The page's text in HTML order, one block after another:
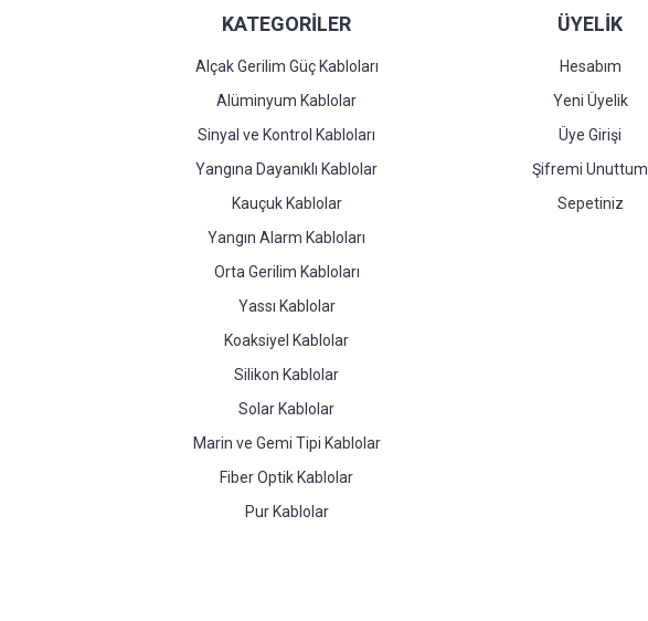
KATEGORİLER
Alçak Gerilim Güç Kabloları
Alüminyum Kablolar
Sinyal ve Kontrol Kabloları
Yangına Dayanıklı Kablolar
Kauçuk Kablolar
Yangın Alarm Kabloları
Orta Gerilim Kabloları
Yassı Kablolar
Koaksiyel Kablolar
Silikon Kablolar
Solar Kablolar
Marin ve Gemi Tipi Kablolar
Fiber Optik Kablolar
Pur Kablolar
ÜYELİK
Hesabım
Yeni Üyelik
Üye Girişi
Şifremi Unuttum
Sepetiniz